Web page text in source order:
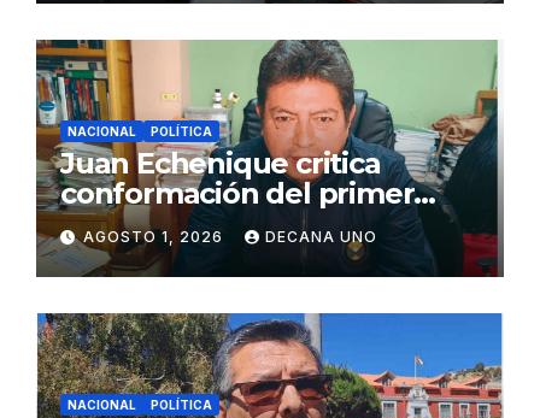
NACIONAL POLÍTICA
Juan Echenique critica
conformación del primer
gabinete ministerial de Keiko
Fujimori
AGOSTO 1, 2026 DECANA UNO
NACIONAL POLÍTICA